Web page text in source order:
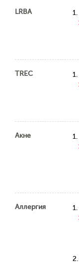
LRBA 1.
TREC 1.
Акне 1.
Аллергия 1.
2.